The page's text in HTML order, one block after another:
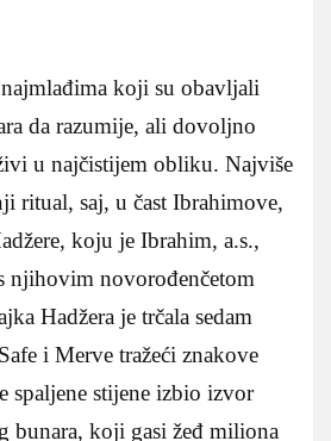
koji su obavljali
da razumije, ali dovoljno
u najčistijem obliku. Najviše
ritual, saj, u čast Ibrahimove,
koju je Ibrahim, a.s.,
njihovim novorođenčetom
Hadžera je trčala sedam
i Merve tražeći znakove
spaljene stijene izbio izvor
bunara, koji gasi žeđ miliona